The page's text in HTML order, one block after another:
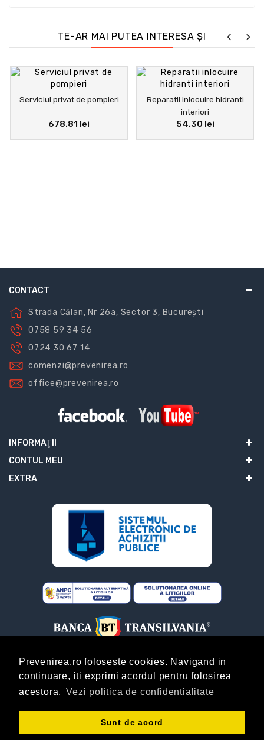
Prevenirea.ro foloseste cookies. Navigand in
continuare, iti exprimi acordul pentru folosirea
acestora.
Vezi politica de confidentialitate
Sunt de acord
TE-AR MAI PUTEA INTERESA ȘI
Serviciul privat de pompieri
678.81 lei
Reparatii inlocuire hidranti
interiori
54.30 lei
CONTACT
Strada Călan, Nr 26a, Sector 3, București
0758 59 34 56
0724 30 67 14
comenzi@prevenirea.ro
office@prevenirea.ro
INFORMAŢII
CONTUL MEU
EXTRA
ABONARE